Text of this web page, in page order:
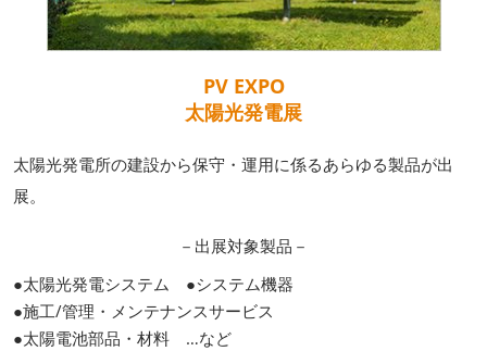
PV EXPO
太陽光発電展
太陽光発電所の建設から保守・運用に係るあらゆる製品が出
展。
－出展対象製品－
●太陽光発電システム ●システム機器
●施工/管理・メンテナンスサービス
●太陽電池部品・材料 …など